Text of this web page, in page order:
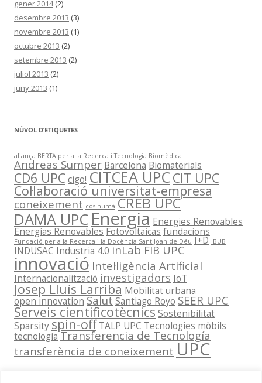
gener 2014(2)
desembre 2013 (3)
novembre 2013 (1)
octubre 2013 (2)
setembre 2013 (2)
juliol 2013 (2)
juny 2013 (1)
NÚVOL D’ETIQUETES
aliança BERTA per a la Recerca i Tecnologia Biomèdica
Andreas Sumper Barcelona Biomaterials
CD6 UPCcigo! CITCEA UPCCIT UPC
Col·laboració universitat-empresa
coneixement cos humà CREB UPC
DAMA UPC Energia Energies Renovables
Energías RenovablesFotovoltaicas fundacions
Fundació per a la Recerca i la Docència Sant Joan de Déu I+D IBUB
INDUSAC Industria 4.0 inLab FIB UPC
innovació Intel·ligència Artificial
Internacionalització investigadors IoT
Josep Lluís Larriba Mobilitat urbana
open innovation SalutSantiago Royo SEER UPC
Serveis cientificotècnics Sostenibilitat
Sparsityspin-off TALP UPC Tecnologies mòbils
tecnología Transferencia de Tecnología
transferència de coneixement UPC